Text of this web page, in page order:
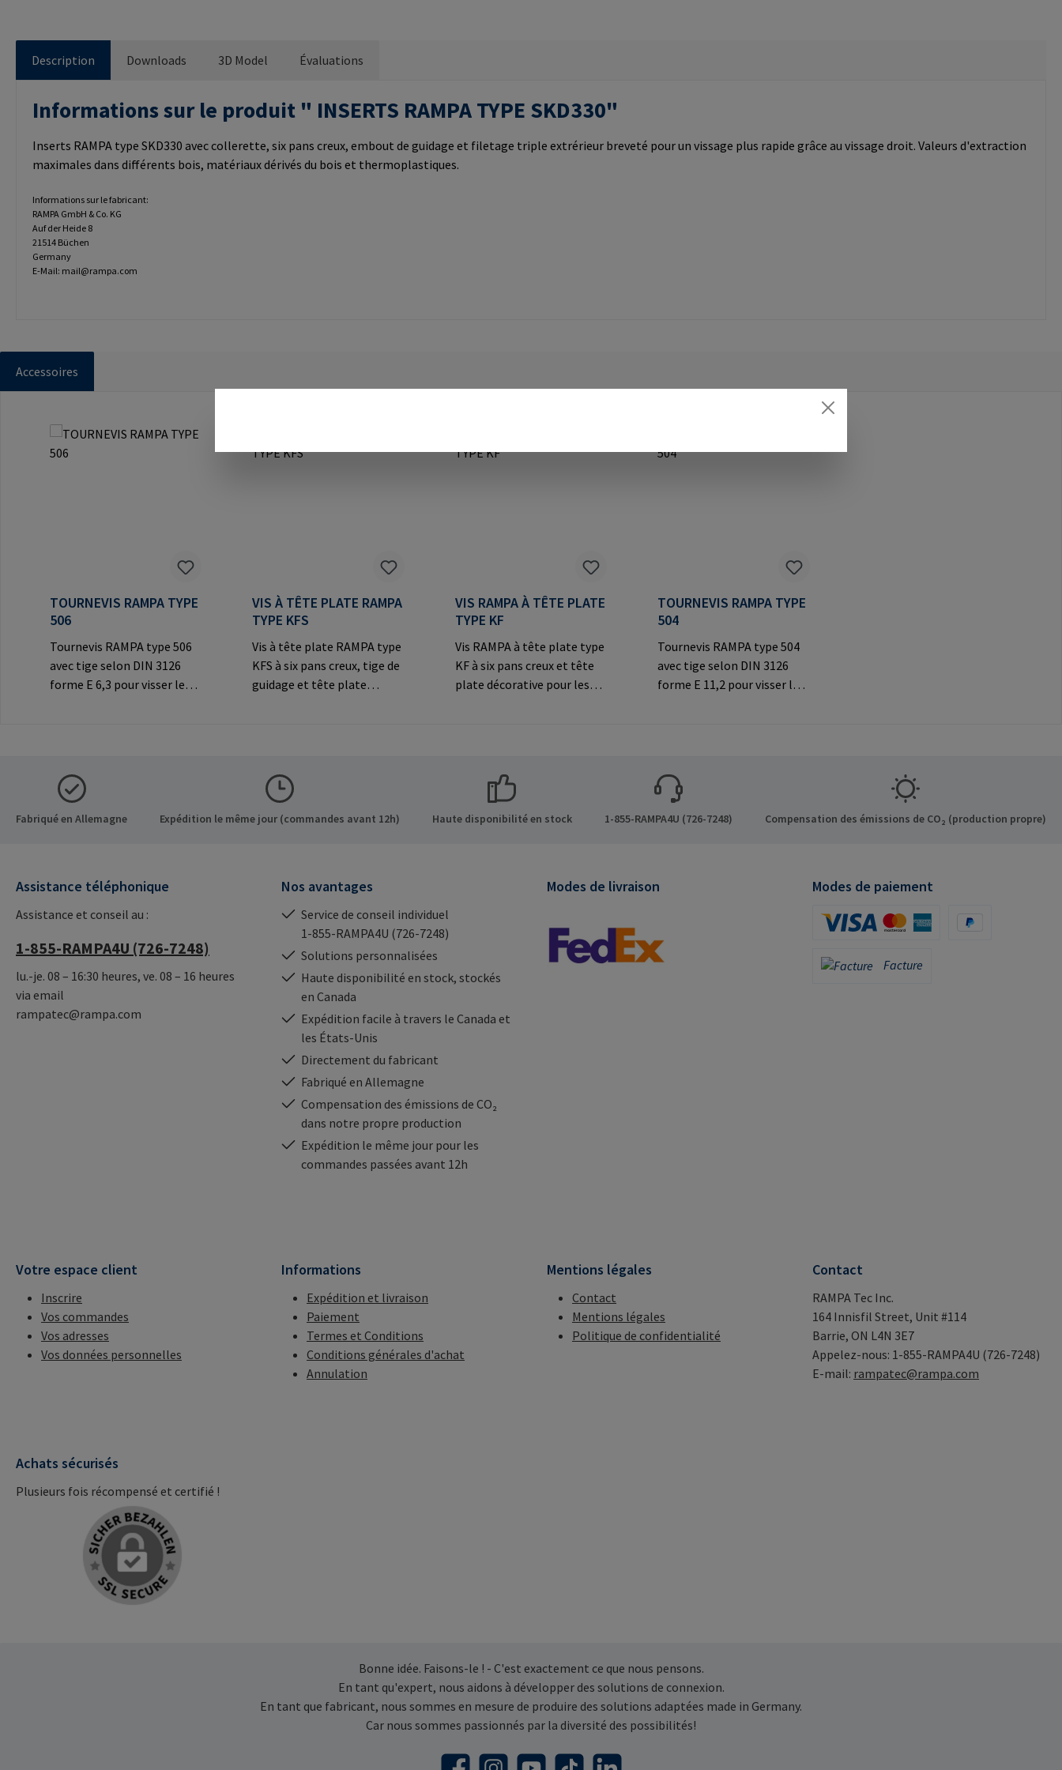
Description Downloads 3D Model Évaluations
Informations sur le produit " INSERTS RAMPA TYPE SKD330"
Inserts RAMPA type SKD330 avec collerette, six pans creux, embout de guidage et filetage triple extrérieur breveté pour un vissage plus rapide grâce au vissage droit. Valeurs d'extraction
maximales dans différents bois, matériaux dérivés du bois et thermoplastiques.
Informations sur le fabricant:
RAMPA GmbH & Co. KG
Auf der Heide 8
21514 Büchen
Germany
E-Mail: mail@rampa.com
Accessoires
TOURNEVIS RAMPA TYPE
506
Tournevis RAMPA type 506
avec tige selon DIN 3126
forme E 6,3 pour visser les
RAMPA.Informations sur le
fabricant: RAMPA GmbH &
Co. KG Auf der Heide 8 21514
VIS À TÊTE PLATE RAMPA
TYPE KFS
Vis à tête plate RAMPA type
KFS à six pans creux, tige de
guidage et tête plate
Co. KG Auf der Heide 8 21514
Büchen Germany E-Mail:
mail@rampa.com
VIS RAMPA À TÊTE PLATE
TYPE KF
Vis RAMPA à tête plate type
KF à six pans creux et tête
plate décorative pour les
Büchen Germany E-Mail:
mail@rampa.com
TOURNEVIS RAMPA TYPE
504
Tournevis RAMPA type 504
avec tige selon DIN 3126
forme E 11,2 pour visser les
RAMPA.Informations sur le
fabricant: RAMPA GmbH &
Co. KG Auf der Heide 8 21514
Fabriqué en Allemagne Expédition le même jour (commandes avant 12h) Haute disponibilité en stock 1-855-RAMPA4U (726-7248) Compensation des émissions de CO₂ (production propre)
Assistance téléphonique
Assistance et conseil au :
1-855-RAMPA4U (726-7248)
lu.-je. 08 – 16:30 heures, ve. 08 – 16 heures
via email
rampatec@rampa.com
Nos avantages
Service de conseil individuel
1-855-RAMPA4U (726-7248)
Solutions personnalisées
Haute disponibilité en stock, stockés
en Canada
Expédition facile à travers le Canada et
les États-Unis
Directement du fabricant
Fabriqué en Allemagne
Compensation des émissions de CO₂
dans notre propre production
Expédition le même jour pour les
commandes passées avant 12h
Modes de livraison Modes de paiement
Facture
Facture
Votre espace client
Inscrire
Vos commandes
Vos adresses
Vos données personnelles
Informations
Expédition et livraison
Paiement
Termes et Conditions
Conditions générales d'achat
Annulation
Mentions légales
Contact
Mentions légales
Politique de confidentialité
Contact
RAMPA Tec Inc.
164 Innisfil Street, Unit #114
Barrie, ON L4N 3E7
Appelez-nous: 1-855-RAMPA4U (726-7248)
E-mail: rampatec@rampa.com
Achats sécurisés
Plusieurs fois récompensé et certifié !
Bonne idée. Faisons-le ! - C'est exactement ce que nous pensons.
En tant qu'expert, nous aidons à développer des solutions de connexion.
En tant que fabricant, nous sommes en mesure de produire des solutions adaptées made in Germany.
Car nous sommes passionnés par la diversité des possibilités!